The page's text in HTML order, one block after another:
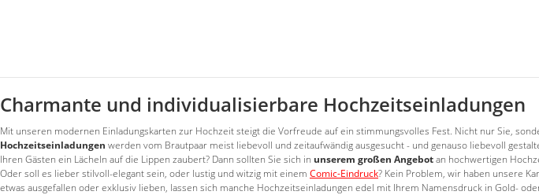
Charmante und individualisierbare Hochzeitseinladungen
Mit unseren modernen Einladungskarten zur Hochzeit steigt die Vorfreude auf ein stimmungsvolles Fest. Nicht nur Sie,
Hochzeitseinladungen werden vom Brautpaar meist liebevoll und zeitaufwändig ausgesucht - und genauso liebevoll
Ihren Gästen ein Lächeln auf die Lippen zaubert? Dann sollten Sie sich in unserem großen Angebotan hochwertigen
Oder soll es lieber stilvoll-elegant sein, oder lustig und witzig mit einem Comic-Eindruck? Kein Problem, wir haben unsere
etwas ausgefallen oder exklusiv lieben, lassen sich manche Hochzeitseinladungen edel mit Ihrem Namensdruck in Gold-